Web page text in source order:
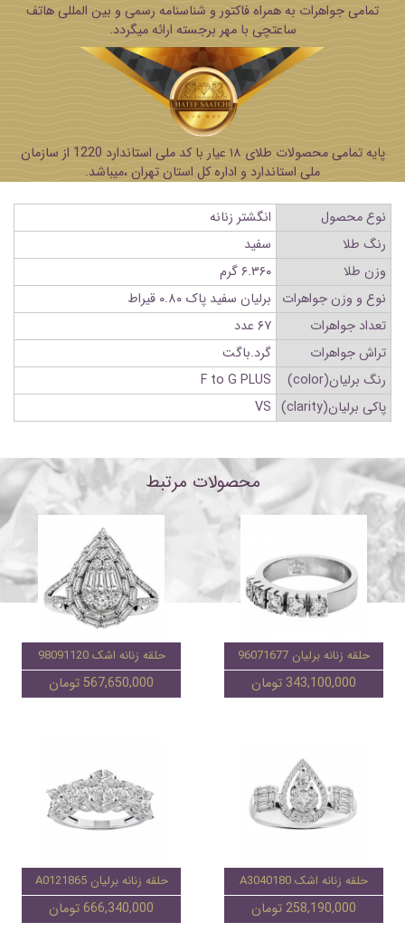
تمامی جواهرات به همراه فاکتور و شناسنامه رسمی و بین المللی هاتف
ساعتچی با مهر برجسته ارائه میگردد.
پایه تمامی محصولات طلای ۱۸ عیار با کد ملی استاندارد 1220 از سازمان
ملی استاندارد و اداره کل استان تهران ،میباشد.
نوع محصول
انگشتر زنانه
رنگ طلا
سفید
وزن طلا
۶.۳۶۰ گرم
نوع و وزن جواهرات
برلیان سفید پاک ۰.۸۰ قیراط
تعداد جواهرات
۶۷ عدد
تراش جواهرات
گرد.باگت
رنگ برلیان(color)
F to G PLUS
پاکی برلیان(clarity)
VS
محصولات مرتبط
حلقه زنانه برلیان 96071677
343,100,000 تومان
حلقه زنانه اشک 98091120
567,650,000 تومان
حلقه زنانه اشک A3040180
258,190,000 تومان
حلقه زنانه برلیان A0121865
666,340,000 تومان